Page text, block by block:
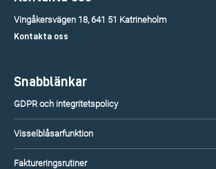
Vingåkersvägen 18, 641 51 Katrineholm
Kontakta oss
Snabblänkar
GDPR och integritetspolicy
Visselblåsarfunktion
Faktureringsrutiner